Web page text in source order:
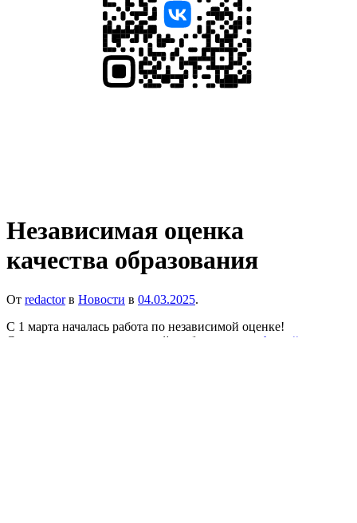
Независимая оценка
качества образования
От redactor в Новости в 04.03.2025.
С 1 марта началась работа по независимой оценке!
Ссылка для опроса родителей и обучающихся: https://opros-